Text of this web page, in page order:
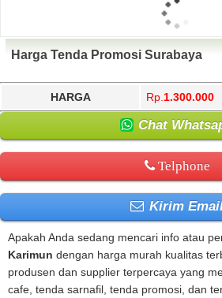
Harga Tenda Promosi Surabaya
HARGA Rp. 1.300.000
Chat
Telphone
Kirim
Apakah Anda sedang mencari info atau
Karimun dengan harga murah kualitas
produsen dan supplier terpercaya yang
cafe, tenda sarnafil, tenda promosi, dan